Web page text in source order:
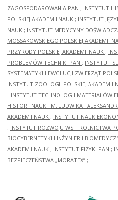
ZAGOSPODAROWANIA PAN ; INSTYTUT
POLSKIEJ AKADEMII NAUK ; INSTYTUT
NAUK ; INSTYTUT MEDYCYNY
MOSSAKOWSKIEGO POLSKIEJ AKADEMII
PRZYRODY POLSKIEJ AKADEMII NAUK ;
PROBLEMÓW TECHNIKI PAN ; INSTYTUT
SYSTEMATYKI I EWOLUCJI ZWIERZĄT
INSTYTUT ZOOLOGII POLSKIEJ AKADEMII
- INSTYTUT TECHNOLOGII MATERIAŁÓW
HISTORII NAUKI IM. LUDWIKA I
AKADEMII NAUK ; INSTYTUT NAUK
; INSTYTUT ROZWOJU WSI I ROLNICTWA
BIOCYBERNETYKI I INŻYNIERII
AKADEMII NAUK ; INSTYTUT FIZYKI PAN ;
BEZPIECZEŃSTWA „MORATEX” ;